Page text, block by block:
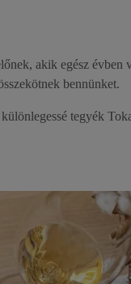
akik egész
bennünket.
tegyék